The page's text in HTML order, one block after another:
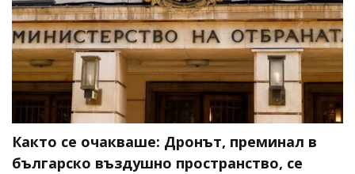
Както се очакваше: Дронът, преминал в
българско въздушно пространство, се